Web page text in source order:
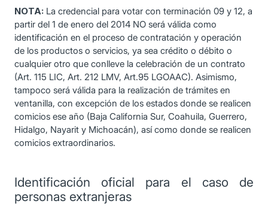
NOTA: La credencial para votar con terminación 09 y 12, a
partir del 1 de enero del 2014 NO será válida como
identificación en el proceso de contratación y operación
de los productos o servicios, ya sea crédito o débito o
cualquier otro que conlleve la celebración de un contrato
(Art. 115 LIC, Art. 212 LMV, Art.95 LGOAAC). Asimismo,
tampoco será válida para la realización de trámites en
ventanilla, con excepción de los estados donde se realicen
comicios ese año (Baja California Sur, Coahuila, Guerrero,
Hidalgo, Nayarit y Michoacán), así como donde se realicen
comicios extraordinarios.
Identificación oficial para el caso de
personas extranjeras